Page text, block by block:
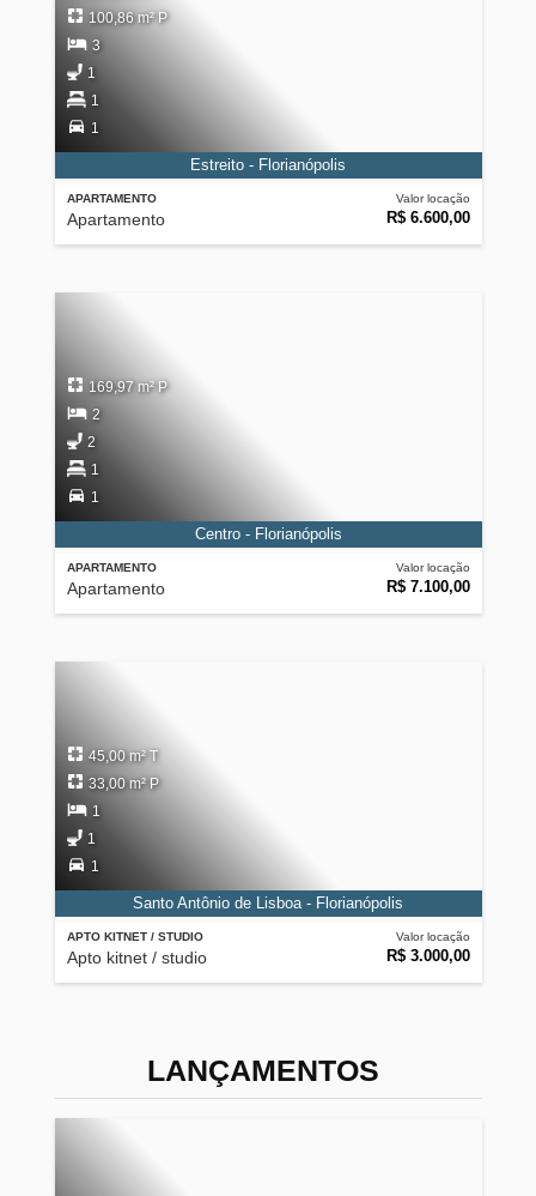
APARTAMENTO
Apartamento
Valor locação
R$ 6.600,00
100,86 m² P
3
1
1
1
Estreito - Florianópolis
APARTAMENTO
Apartamento
Valor locação
R$ 7.100,00
169,97 m² P
2
2
1
1
Centro - Florianópolis
APTO KITNET / STUDIO
Apto kitnet / studio
Valor locação
R$ 3.000,00
45,00 m² T
33,00 m² P
1
1
1
Santo Antônio de Lisboa - Florianópolis
LANÇAMENTOS